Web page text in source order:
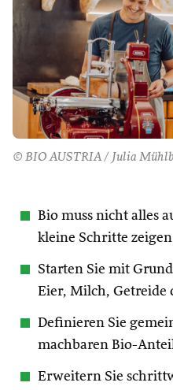
© BIO AUSTRIA / Julia
Bio muss nicht alles
kleine Schritte
Starten Sie mit
Eier, Milch, Getreide
Definieren Sie
machbaren Bio-
Erweitern Sie